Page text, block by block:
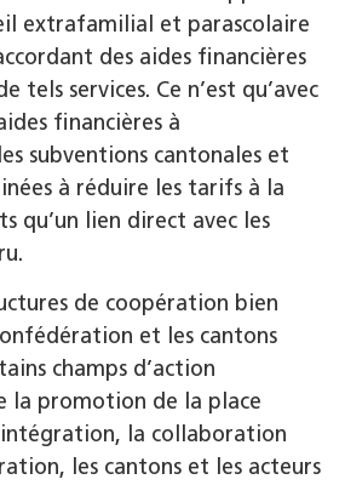
extrafamilial et parascolaire
des aides financières
tels services. Ce n’est qu’avec
financières à
subventions cantonales et
à réduire les tarifs à la
qu’un lien direct avec les
de coopération bien
et les cantons
champs d’action
la promotion de la place
la collaboration
les cantons et les acteurs